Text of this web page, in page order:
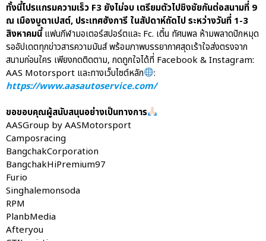
ทั้งนี้โปรแกรมความเร็ว F3 ยังไม่จบ เตรียมตัวไปชิงชัยกันต่อสนามที่ 9
ณ เมืองบูดาเปสต์, ประเทศฮังการี ในสัปดาห์ถัดไป ระหว่างวันที่ 1-3
สิงหาคมนี้แฟนกีฬามอเตอร์สปอร์ตและ Fc. เติ้น ทัศนพล ห้ามพลาดปักหมุด
รออัปเดตทุกข่าวสารความมันส์ พร้อมภาพบรรยากาศสุดเร้าใจส่งตรงจาก
สนามก่อนใคร เพียงกดติดตาม, กดถูกใจได้ที่ Facebook & Instagram:
AAS Motorsport และทางเว็บไซต์หลัก
:
https://www.aasautoservice.com/
ขอขอบคุณผู้สนับสนุนอย่างเป็นทางการ
AASGroup by AASMotorsport
Camposracing
BangchakCorporation
BangchakHiPremium97
Furio
Singhalemonsoda
RPM
PlanbMedia
Afteryou